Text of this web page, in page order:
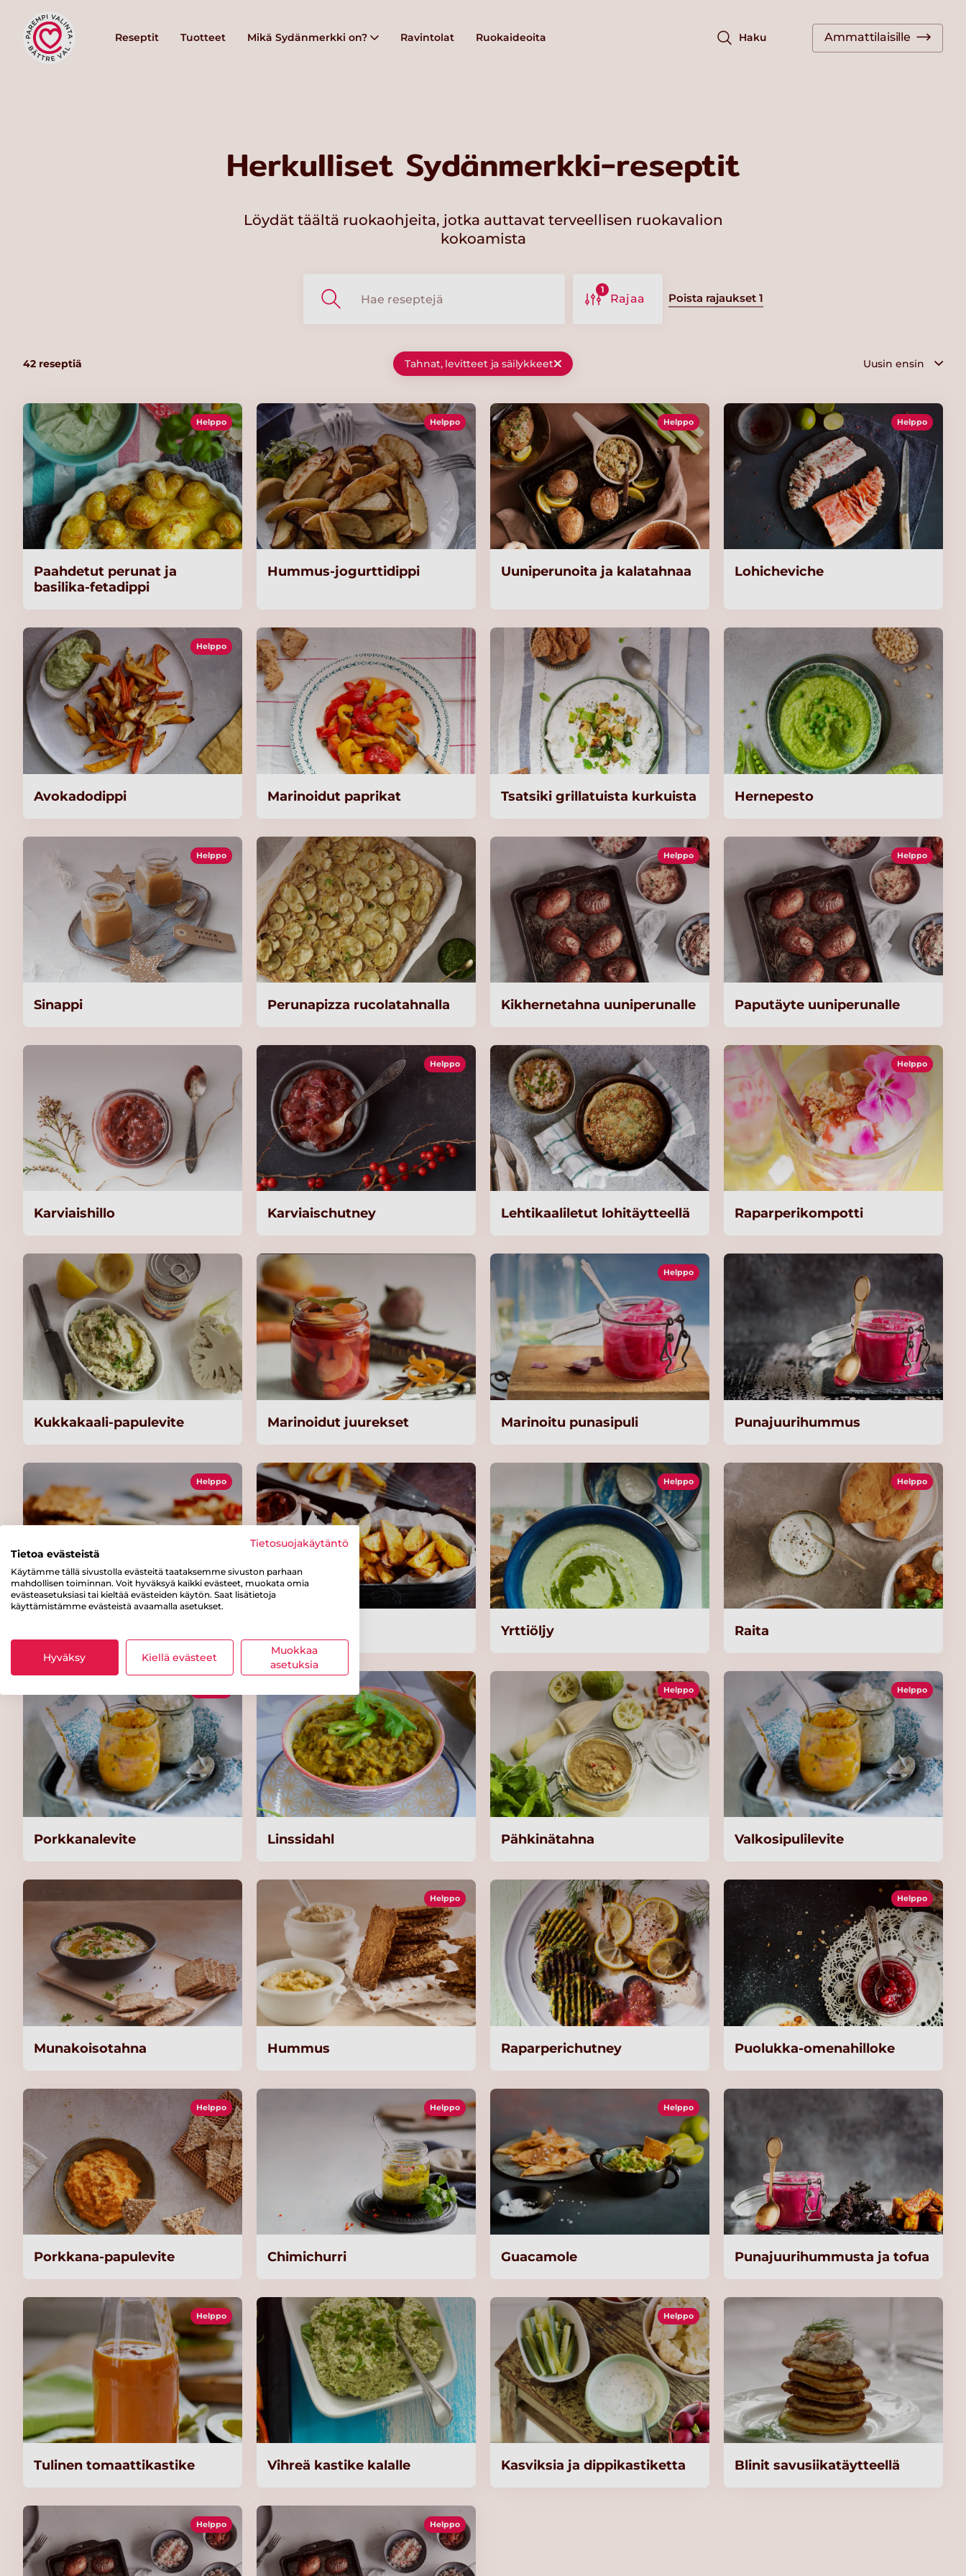
Reseptit Tuotteet Mikä Sydänmerkki on? Ravintolat Ruokaideoita Haku Ammattilaisille
Herkulliset Sydänmerkki-reseptit
Löydät täältä ruokaohjeita, jotka auttavat terveellisen ruokavalion
kokoamista
1
Rajaa Poista rajaukset 1
42 reseptiä Tahnat, levitteet ja säilykkeet
Helppo
Paahdetut perunat ja
basilika-fetadippi
Helppo
Hummus-jogurttidippi
Helppo
Uuniperunoita ja kalatahnaa
Helppo
Lohicheviche
Helppo
Avokadodippi Marinoidut paprikat Tsatsiki grillatuista kurkuista Hernepesto
Helppo
Sinappi Perunapizza rucolatahnalla
Helppo
Kikhernetahna uuniperunalle
Helppo
Paputäyte uuniperunalle
Karviaishillo
Helppo
Karviaischutney Lehtikaaliletut lohitäytteellä
Helppo
Raparperikompotti
Kukkakaali-papulevite Marinoidut juurekset
Helppo
Marinoitu punasipuli Punajuurihummus
Helppo Helppo
Yrttiöljy
Helppo
Raita
Porkkanalevite Linssidahl
Helppo
Pähkinätahna
Helppo
Valkosipulilevite
Munakoisotahna
Helppo
Hummus Raparperichutney
Helppo
Puolukka-omenahilloke
Helppo
Porkkana-papulevite
Helppo
Chimichurri
Helppo
Guacamole Punajuurihummusta ja tofua
Helppo
Tulinen tomaattikastike Vihreä kastike kalalle
Helppo
Kasviksia ja dippikastiketta Blinit savusiikatäytteellä
Helppo Helppo
Tietosuojakäytäntö
Tietoa evästeistä
Käytämme tällä sivustolla evästeitä taataksemme sivuston parhaan
mahdollisen toiminnan. Voit hyväksyä kaikki evästeet, muokata omia
evästeasetuksiasi tai kieltää evästeiden käytön. Saat lisätietoja
käyttämistämme evästeistä avaamalla asetukset.
Hyväksy Kiellä evästeet
Muokkaa
asetuksia